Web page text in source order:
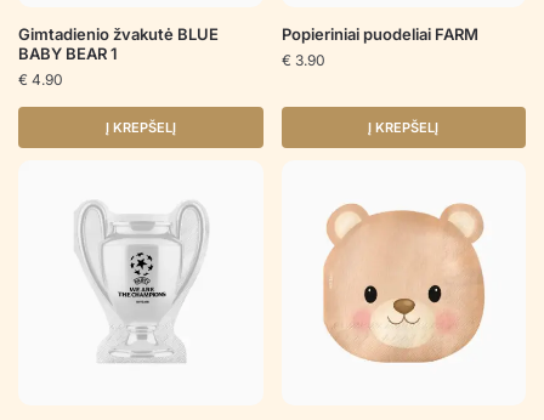
Gimtadienio žvakutė BLUE
BABY BEAR 1
€ 4.90
Į KREPŠELĮ
Popieriniai puodeliai FARM
€ 3.90
Į KREPŠELĮ